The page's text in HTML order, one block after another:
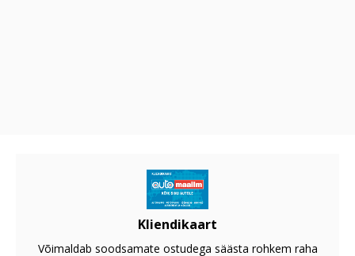
Kliendikaart
Võimaldab soodsamate ostudega säästa rohkem raha